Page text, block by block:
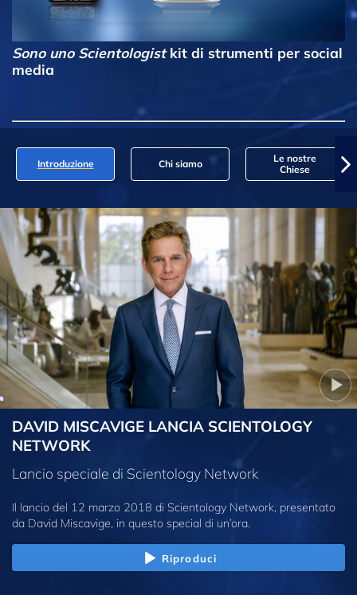
Sono uno Scientologistkit di strumenti per social
media
Introduzione Chi siamo
Le nostre
Chiese
DAVID MISCAVIGE LANCIA SCIENTOLOGY
NETWORK
Lancio speciale di Scientology Network
Il lancio del 12 marzo 2018 di Scientology Network, presentato
da David Miscavige, in questo special di un’ora.
Riproduci